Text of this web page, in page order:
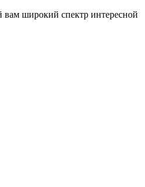
широкий спектр интересной